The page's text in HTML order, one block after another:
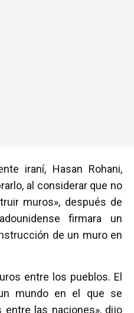
iraní, Hasan Rohani,
al considerar que no
muros», después de
firmara un
de un muro en
entre los pueblos. El
mundo en el que se
las naciones», dijo